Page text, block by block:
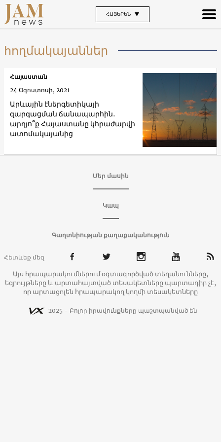
ՀԱՅԵՐԵՆ
հողմակայաններ
Արևային էներգետիկայի
զարգացման ճանապարհին․
արդյո՞ք Հայաստանը կհրաժարվի
ատոմակայանից
Հայաստան
24 Օգոստոսի, 2021
Մեր մասին
Կապ
Գաղտնիության քաղաքականություն
Հետևեք մեզ
Այս հրապարակումներում օգտագործված տեղանունները,
եզրույթները և արտահայտված տեսակետները պարտադիր չէ,
որ արտացոլեն հրապարակող կողմի տեսակետները
2025 - Բոլոր իրավունքները պաշտպանված են